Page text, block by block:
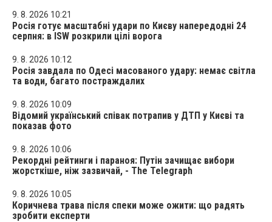
9. 8. 2026 10:21
Росія готує масштабні удари по Києву напередодні 24
серпня: в ISW розкрили цілі ворога
9. 8. 2026 10:12
Росія завдала по Одесі масованого удару: немає світла
та води, багато постраждалих
9. 8. 2026 10:09
Відомий український співак потрапив у ДТП у Києві та
показав фото
9. 8. 2026 10:06
Рекордні рейтинги і параноя: Путін зачищає вибори
жорсткіше, ніж зазвичай, - The Telegraph
9. 8. 2026 10:05
Коричнева трава після спеки може ожити: що радять
зробити експерти